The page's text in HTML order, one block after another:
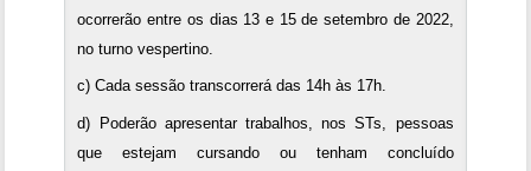
ocorrerão entre os dias 13 e 15 de setembro de 2022,
no turno vespertino.
c) Cada sessão transcorrerá das 14h às 17h.
d) Poderão apresentar trabalhos, nos STs, pessoas
que estejam cursando ou tenham concluído